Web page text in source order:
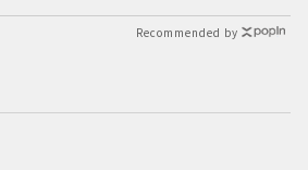
Recommended by